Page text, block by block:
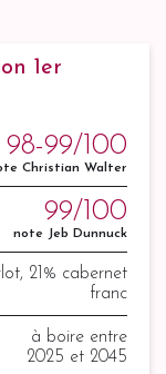
1er
98-99/100
Christian Walter
99/100
note Jeb Dunnuck
21% cabernet
franc
à boire entre
2025 et 2045